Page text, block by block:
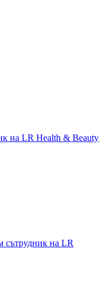
на LR Health & Beauty
сътрудник на LR